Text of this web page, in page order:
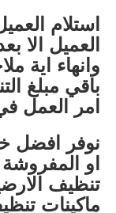
استلام
العميل الا
وانهاء اية
باقي مبلغ
امر العمل
نوفر افضل
او
تنظيف
ماكينات